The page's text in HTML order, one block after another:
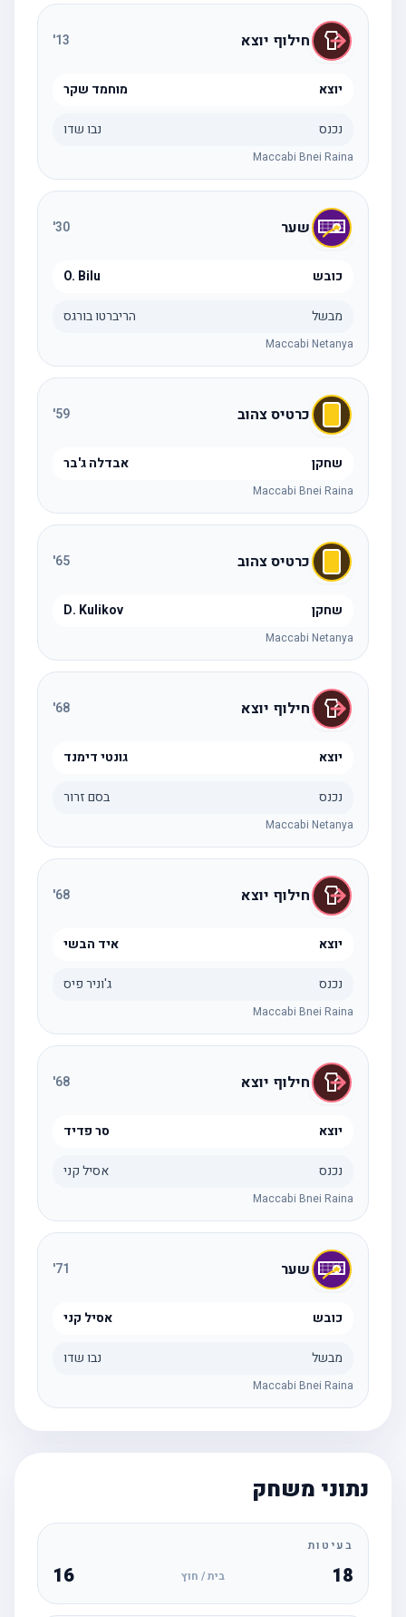
חילוף יוצא 13
'
יוצא מוחמד שקר
נכנס נבו שדו
Maccabi Bnei Raina
שער 30
'
כובש O. Bilu
מבשל הריברטו בורגס
Maccabi Netanya
כרטיס צהוב 59
'
שחקן אבדלה ג'בר
Maccabi Bnei Raina
כרטיס צהוב 65
'
שחקן D. Kulikov
Maccabi Netanya
חילוף יוצא 68
'
יוצא גונטי דימנד
נכנס בסם זרור
Maccabi Netanya
חילוף יוצא 68
'
יוצא איד הבשי
נכנס ג'וניר פיס
Maccabi Bnei Raina
חילוף יוצא 68
'
יוצא סר פדיד
נכנס אסיל קני
Maccabi Bnei Raina
שער 71
'
כובש אסיל קני
מבשל נבו שדו
Maccabi Bnei Raina
נתוני משחק
בעיטות
18 בית / חוץ 16